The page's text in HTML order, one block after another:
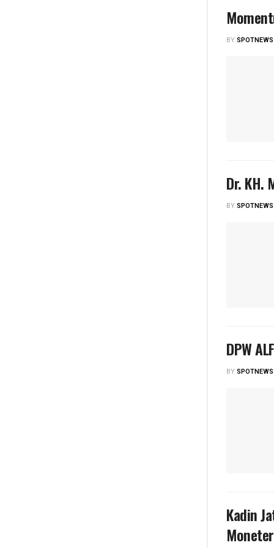
BYSPOTNEWS
Dr. KH.
BYSPOTNEWS
DPW
BYSPOTNEWS
Kadin